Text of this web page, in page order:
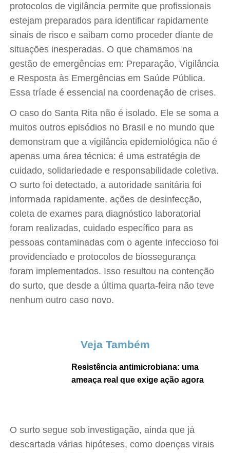
protocolos de vigilância permite que profissionais
estejam preparados para identificar rapidamente
sinais de risco e saibam como proceder diante de
situações inesperadas. O que chamamos na
gestão de emergências em: Preparação, Vigilância
e Resposta às Emergências em Saúde Pública.
Essa tríade é essencial na coordenação de crises.
O caso do Santa Rita não é isolado. Ele se soma a
muitos outros episódios no Brasil e no mundo que
demonstram que a vigilância epidemiológica não é
apenas uma área técnica: é uma estratégia de
cuidado, solidariedade e responsabilidade coletiva.
O surto foi detectado, a autoridade sanitária foi
informada rapidamente, ações de desinfecção,
coleta de exames para diagnóstico laboratorial
foram realizadas, cuidado específico para as
pessoas contaminadas com o agente infeccioso foi
providenciado e protocolos de biossegurança
foram implementados. Isso resultou na contenção
do surto, que desde a última quarta-feira não teve
nenhum outro caso novo.
Veja Também
Resistência antimicrobiana: uma
ameaça real que exige ação agora
O surto segue sob investigação, ainda que já
descartada várias hipóteses, como doenças virais